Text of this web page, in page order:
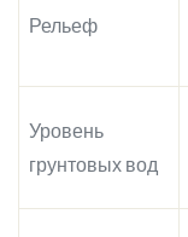
Рельеф
Уровень
грунтовых вод